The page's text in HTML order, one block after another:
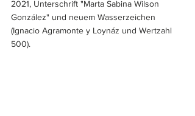
2021, Unterschrift "Marta Sabina Wilson
González" und neuem Wasserzeichen
(Ignacio Agramonte y Loynáz und Wertzahl
500).